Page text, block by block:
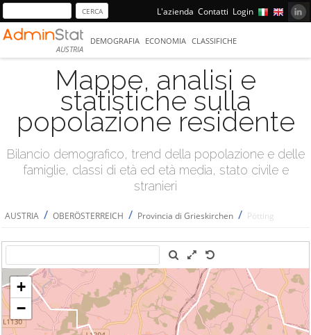
L'azienda Contatti Login
AUSTRIA
DEMOGRAFIA ECONOMIA CLASSIFICHE
Mappe, analisi e
statistiche sulla
popolazione residente
Bilancio demografico, trend della popolazione e delle
famiglie, classi di età ed età media, stato civile e
stranieri
AUSTRIA / OBERÖSTERREICH / Provincia di Grieskirchen / Pötting